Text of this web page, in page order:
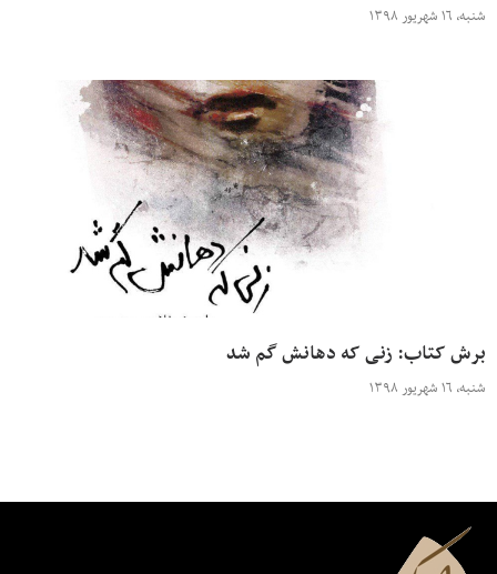
شنبه، ۱۶ شهریور ۱۳۹۸
برش کتاب: زنی که دهانش گم شد
شنبه، ۱۶ شهریور ۱۳۹۸